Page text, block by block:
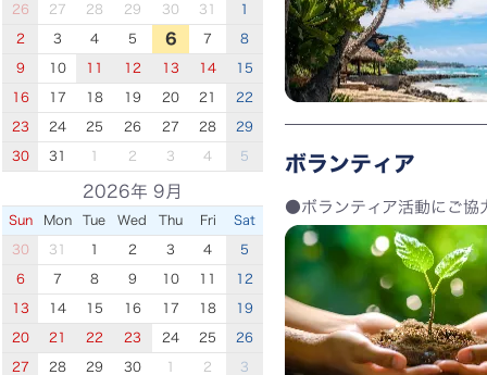
26 27 28 29 30 31 1
2 3 4 5 6 7 8
9 10 11 12 13 14 15
16 17 18 19 20 21 22
23 24 25 26 27 28 29
30 31 1 2 3 4 5
2026年 9月
Sun Mon Tue Wed Thu Fri Sat
30 31 1 2 3 4 5
6 7 8 9 10 11 12
13 14 15 16 17 18 19
20 21 22 23 24 25 26
27 28 29 30 1 2 3
ボランティア
ボランティア活動にご協